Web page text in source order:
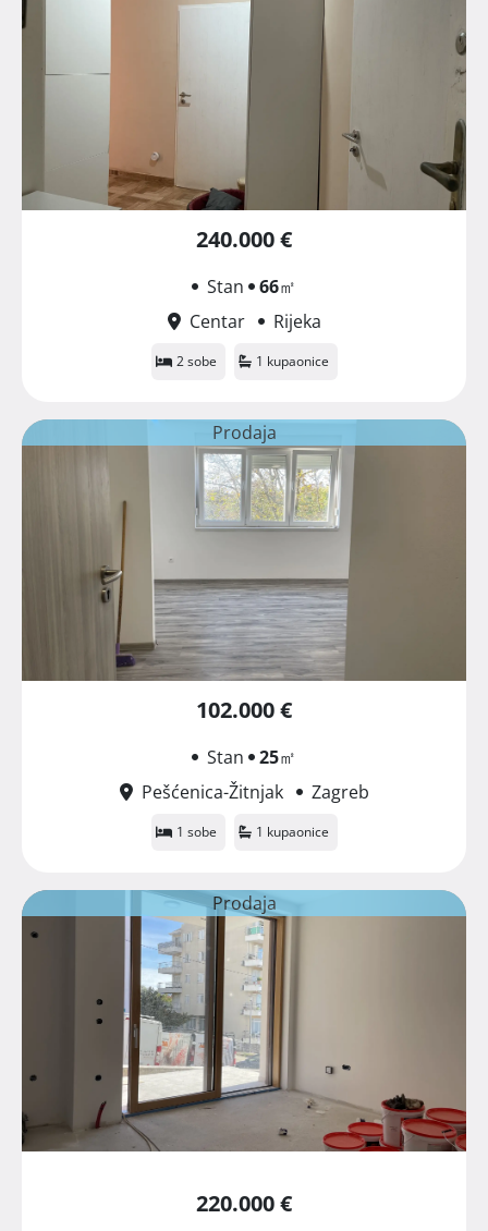
240.000 €
Stan 66㎡
Centar
Rijeka
2 sobe 1 kupaonice
Prodaja
102.000 €
Stan 25㎡
Pešćenica-Žitnjak
Zagreb
1 sobe 1 kupaonice
Prodaja
220.000 €